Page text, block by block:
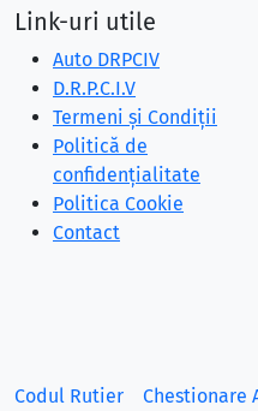
Link-uri utile
Auto DRPCIV
D.R.P.C.I.V
Termeni și Condiții
Politică de
confidențialitate
Politica Cookie
Contact
Codul Rutier Chestionare